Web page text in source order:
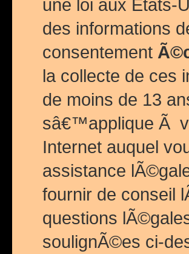
une loi aux Etats-
des informations
consentement
la collecte de ces
de moins de 13
sâ€™applique Ã
Internet auquel
assistance
fournir de conseil
questions
soulignÃ©es ci-